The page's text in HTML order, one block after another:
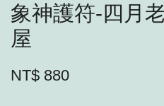
象神護符-四月
屋
NT$ 880